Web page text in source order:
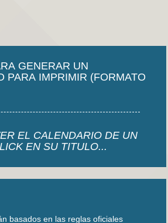
GENERAR UN
PARA IMPRIMIR (FORMATO
EL CALENDARIO DE UN
EN SU TITULO...
basados en las reglas oficiales